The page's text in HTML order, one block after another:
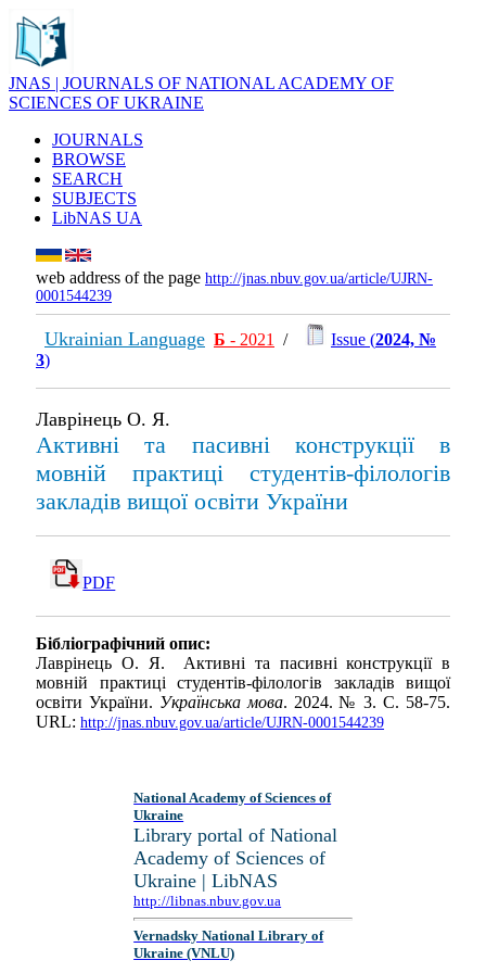
JNAS | JOURNALS OF NATIONAL ACADEMY OF
SCIENCES OF UKRAINE
JOURNALS
BROWSE
SEARCH
SUBJECTS
LibNAS UA
web address of the page http://jnas.nbuv.gov.ua/article/UJRN-
0001544239
Ukrainian Language Б - 2021 / Issue (2024, №
3)
Лаврінець О. Я.
Активні та пасивні конструкції в
мовній практиці студентів-філологів
закладів вищої освіти України
PDF
Бібліографічний опис:
Лаврінець О. Я. Активні та пасивні конструкції в
мовній практиці студентів-філологів закладів вищої
освіти України. Українська мова. 2024. № 3. С. 58-75.
URL: http://jnas.nbuv.gov.ua/article/UJRN-0001544239
National Academy of Sciences of
Ukraine
Library portal of National
Academy of Sciences of
Ukraine | LibNAS
http://libnas.nbuv.gov.ua
Vernadsky National Library of
Ukraine (VNLU)